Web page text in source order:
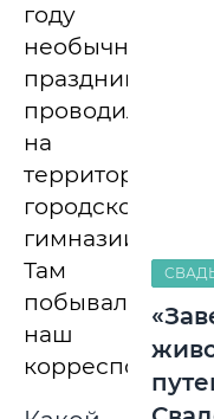
году
необычный
праздник
проводился
на
территории
городской
гимназии.
Там
побывал
наш
корреспондент.